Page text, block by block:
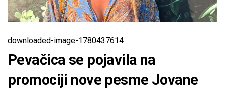
downloaded-image-1780437614
Pevačica se pojavila na
promociji nove pesme Jovane